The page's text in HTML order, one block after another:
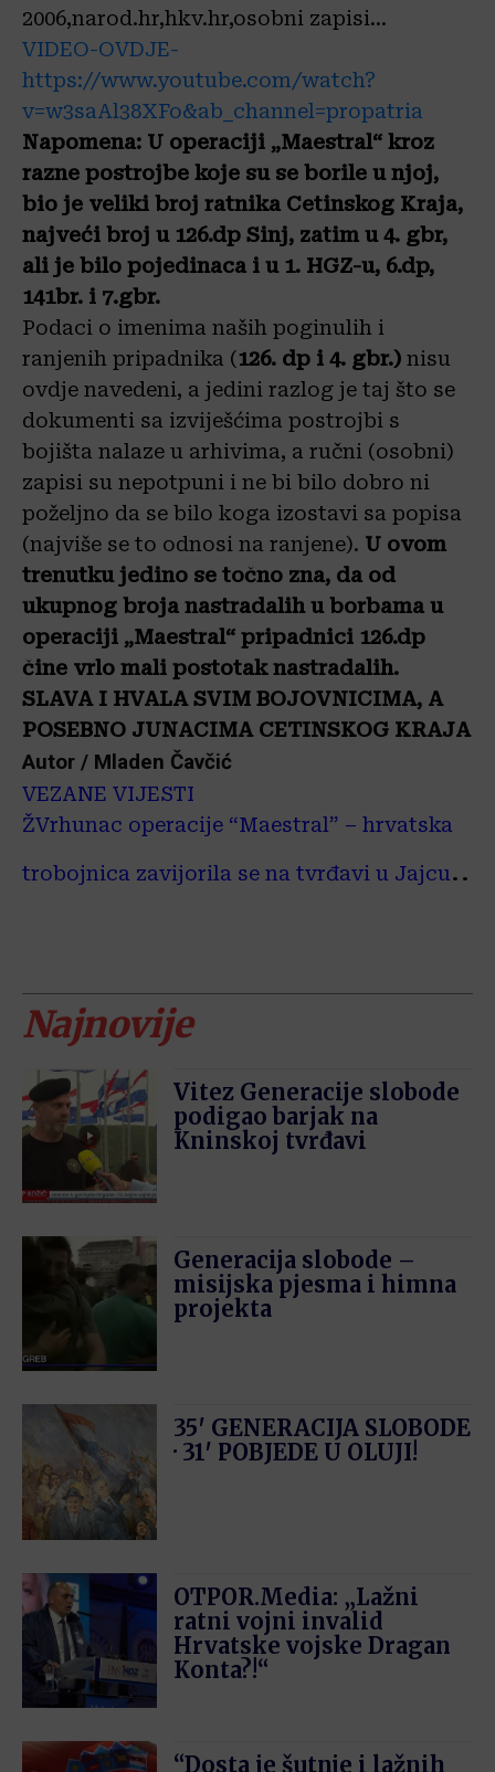
2006,narod.hr,hkv.hr,osobni zapisi…
VIDEO-OVDJE-
https://www.youtube.com/watch?
v=w3saAl38XFo&ab_channel=propatria
Napomena: U operaciji „Maestral“ kroz
razne postrojbe koje su se borile u njoj,
bio je veliki broj ratnika Cetinskog Kraja,
najveći broj u 126.dp Sinj, zatim u 4. gbr,
ali je bilo pojedinaca i u 1. HGZ-u, 6.dp,
141br. i 7.gbr.
Podaci o imenima naših poginulih i
ranjenih pripadnika (126. dp i 4. gbr.) nisu
ovdje navedeni, a jedini razlog je taj što se
dokumenti sa izviješćima postrojbi s
bojišta nalaze u arhivima, a ručni (osobni)
zapisi su nepotpuni i ne bi bilo dobro ni
poželjno da se bilo koga izostavi sa popisa
(najviše se to odnosi na ranjene). U ovom
trenutku jedino se točno zna, da od
ukupnog broja nastradalih u borbama u
operaciji „Maestral“ pripadnici 126.dp
čine vrlo mali postotak nastradalih.
SLAVA I HVALA SVIM BOJOVNICIMA, A
POSEBNO JUNACIMA CETINSKOG KRAJA
Autor / Mladen Čavčić
VEZANE VIJESTI
ŽVrhunac operacije “Maestral” – hrvatska
trobojnica zavijorila se na tvrđavi u Jajcu..
Najnovije
Vitez Generacije slobode
podigao barjak na
Kninskoj tvrđavi
Generacija slobode –
misijska pjesma i himna
projekta
35′ GENERACIJA SLOBODE
· 31′ POBJEDE U OLUJI!
OTPOR.Media: „Lažni
ratni vojni invalid
Hrvatske vojske Dragan
Konta?!“
“Dosta je šutnje i lažnih